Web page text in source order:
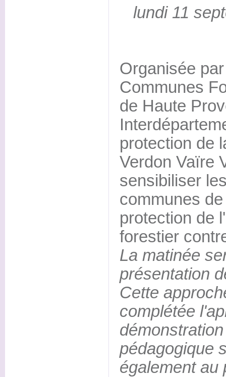
lundi 11
Organisée
Communes
de Haute
protection de
Verdon Vaïre
sensibiliser
communes
protection de
forestier
La matinée
présentation
Cette
complétée
pédagogique
également au